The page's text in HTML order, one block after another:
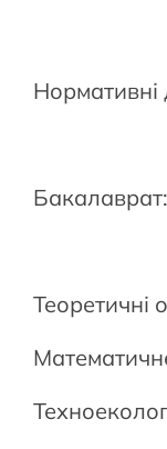
Нормативні
Бакалаврат:
Теоретичні